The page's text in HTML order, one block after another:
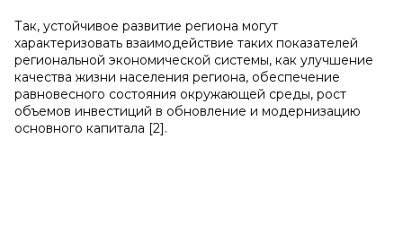
Так, устойчивое развитие региона могут
характеризовать взаимодействие таких показателей
региональной экономической системы, как улучшение
качества жизни населения региона, обеспечение
равновесного состояния окружающей среды, рост
объемов инвестиций в обновление и модернизацию
основного капитала [2].